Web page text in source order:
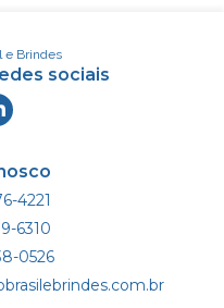
sociais
4221
6310
0526